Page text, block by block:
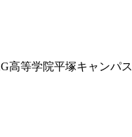
高等学院平塚キャンパス